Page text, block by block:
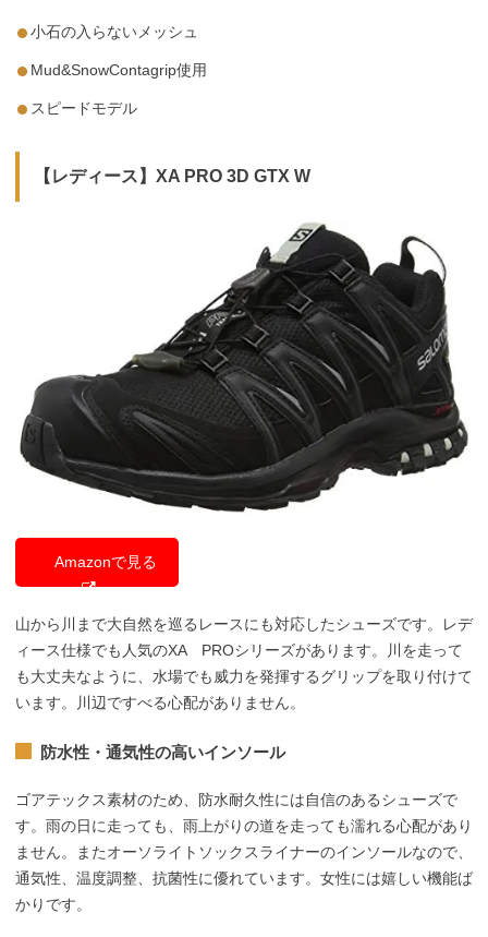
小石の入らないメッシュ
Mud&SnowContagrip使用
スピードモデル
【レディース】XA PRO 3D GTX W
Amazonで見る
山から川まで大自然を巡るレースにも対応したシューズです。レデ
ィース仕様でも人気のXA PROシリーズがあります。川を走って
も大丈夫なように、水場でも威力を発揮するグリップを取り付けて
います。川辺ですべる心配がありません。
防水性・通気性の高いインソール
ゴアテックス素材のため、防水耐久性には自信のあるシューズで
す。雨の日に走っても、雨上がりの道を走っても濡れる心配があり
ません。またオーソライトソックスライナーのインソールなので、
通気性、温度調整、抗菌性に優れています。女性には嬉しい機能ば
かりです。